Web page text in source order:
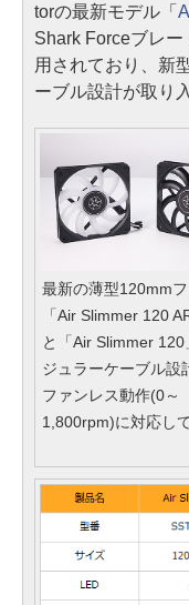
torの最新モデル「
Shark Forceブレ
用されており、新
ーブル設計が取り
最新の薄型120mm
「Air Slimmer 120
と「Air Slimmer 120
ジュラーケーブル設
ファンレス動作(0～
1,800rpm)に対応して